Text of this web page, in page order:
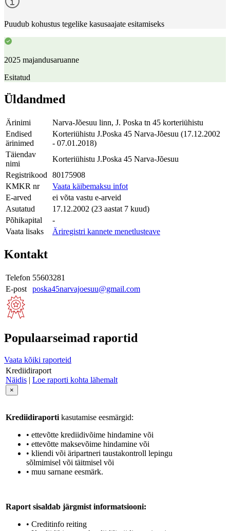
Puudub kohustus tegelike kasusaajate esitamiseks
2025 majandusaruanne
Esitatud
Üldandmed
Ärinimi
Narva-Jõesuu linn, J. Poska tn 45 korteriühistu
Endised
ärinimed
Korteriühistu J.Poska 45 Narva-Jõesuu (17.12.2002
- 07.01.2018)
Täiendav
nimi
Korteriühistu J.Poska 45 Narva-Jõesuu
Registrikood
80175908
KMKR nr
Vaata käibemaksu infot
E-arved
ei võta vastu e-arveid
Asutatud
17.12.2002 (23 aastat 7 kuud)
Põhikapital
-
Vaata lisaks
Äriregistri kannete menetlusteave
Kontakt
Telefon 55603281
E-post
poska45narvajoesuu@gmail.com
Populaarseimad raportid
Vaata kõiki raporteid
Krediidiraport
Näidis | Loe raporti kohta lähemalt
×
Krediidiraporti kasutamise eesmärgid:
• ettevõtte krediidivõime hindamine või
• ettevõtte maksevõime hindamine või
• kliendi või äripartneri taustakontroll lepingu
sõlmimisel või täitmisel või
• muu sarnane eesmärk.
Raport sisaldab järgmist informatsiooni:
• Creditinfo reiting